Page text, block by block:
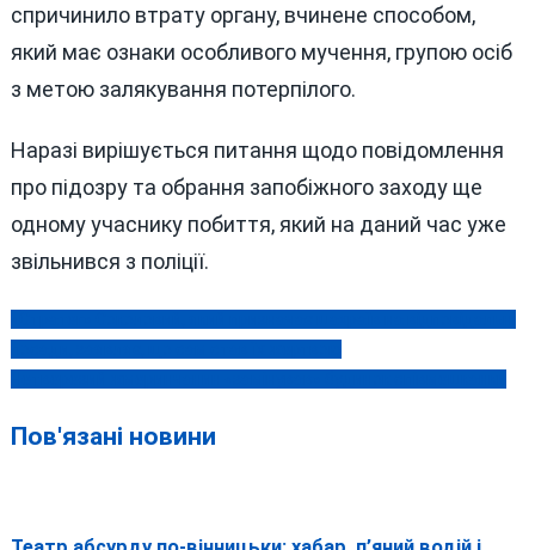
спричинило втрату органу, вчинене способом,
який має ознаки особливого мучення, групою осіб
з метою залякування потерпілого.
Наразі вирішується питання щодо повідомлення
про підозру та обрання запобіжного заходу ще
одному учаснику побиття, який на даний час уже
звільнився з поліції.
Навігація
записів
Пов'язані новини